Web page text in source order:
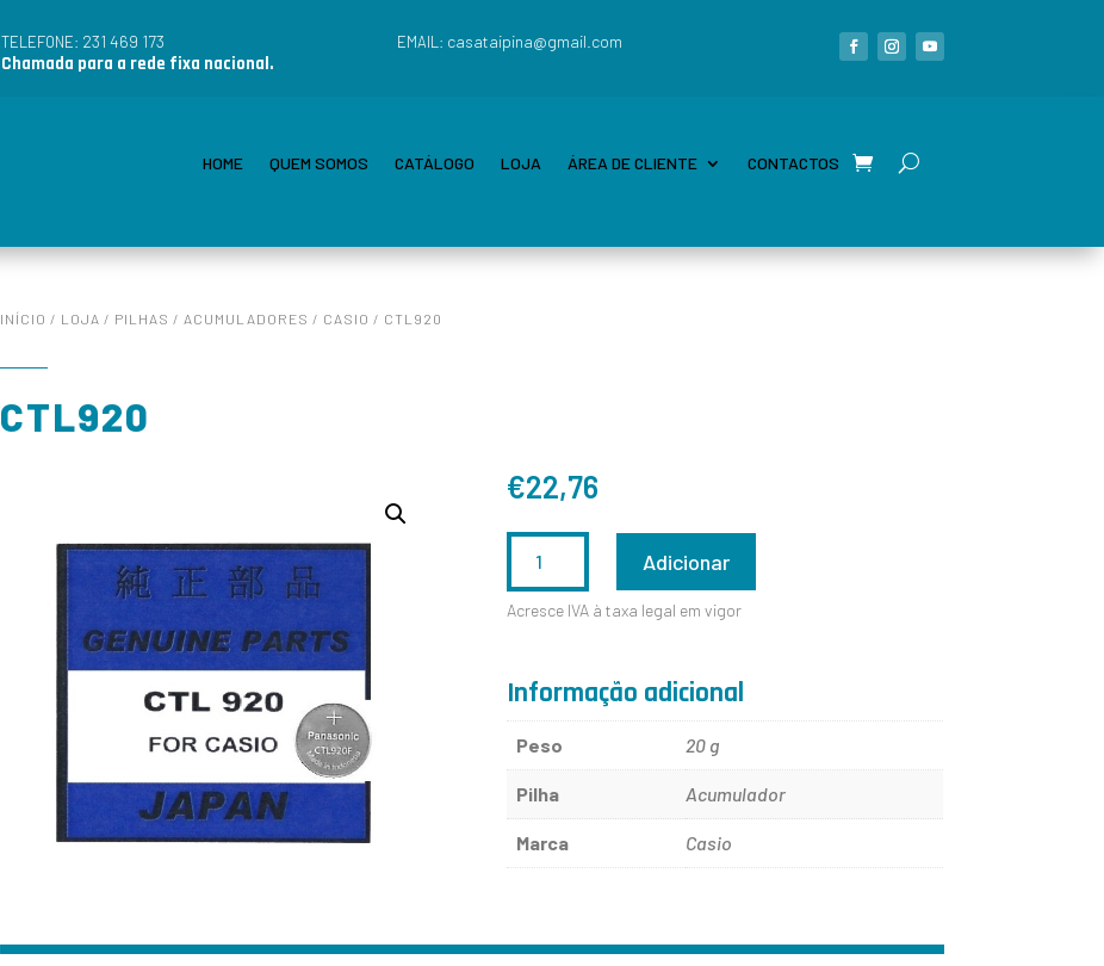
TELEFONE: 231 469 173
Chamada para a rede fixa nacional.
EMAIL: casataipina@gmail.com
HOME QUEM SOMOS CATÁLOGO LOJA ÁREA DE CLIENTE CONTACTOS
INÍCIO / LOJA / PILHAS / ACUMULADORES / CASIO / CTL920
CTL920
€22,76
QUANTIDADE
DE
Adicionar
Acresce IVA à taxa legal em vigor
Informação adicional
Peso 20 g
Pilha Acumulador
Marca Casio